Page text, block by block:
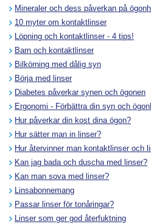
Mineraler och dess påverkan på
10 myter om kontaktlinser
Löpning och kontaktlinser - 4 tips!
Barn och kontaktlinser
Bilkörning med dålig syn
Börja med linser
Diabetes påverkar synen och ögonen
Ergonomi - Förbättra din syn och
Hur påverkar din kost dina ögon?
Hur sätter man in linser?
Hur återvinner man kontaktlinser och
Kan jag bada och duscha med linser?
Kan man sova med linser?
Linsabonnemang
Passar linser för tonåringar?
Linser som ger god återfuktning